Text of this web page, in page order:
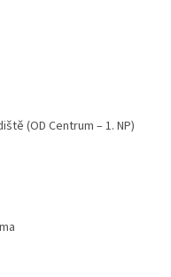
(OD Centrum – 1. NP)